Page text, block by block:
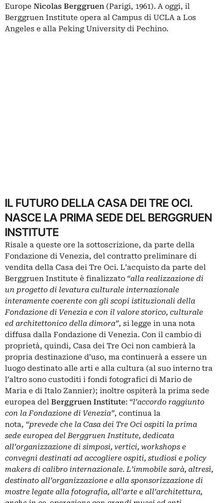
Europe Nicolas Berggruen (Parigi, 1961). A oggi, il
Berggruen Institute opera al Campus di UCLA a Los
Angeles e alla Peking University di Pechino.
IL FUTURO DELLA CASA DEI TRE OCI.
NASCE LA PRIMA SEDE DEL BERGGRUEN
INSTITUTE
Risale a queste ore la sottoscrizione, da parte della
Fondazione di Venezia, del contratto preliminare di
vendita della Casa dei Tre Oci. L’acquisto da parte del
Berggruen Institute è finalizzato “alla realizzazione di
un progetto di levatura culturale internazionale
interamente coerente con gli scopi istituzionali della
Fondazione di Venezia e con il valore storico, culturale
ed architettonico della dimora”, si legge in una nota
diffusa dalla Fondazione di Venezia. Con il cambio di
proprietà, quindi, Casa dei Tre Oci non cambierà la
propria destinazione d’uso, ma continuerà a essere un
luogo destinato alle arti e alla cultura (al suo interno tra
l’altro sono custoditi i fondi fotografici di Mario de
Maria e di Italo Zannier); inoltre ospiterà la prima sede
europea del Berggruen Institute: “l’accordo raggiunto
con la Fondazione di Venezia”, continua la
nota, “prevede che la Casa dei Tre Oci ospiti la prima
sede europea del Berggruen Institute, dedicata
all’organizzazione di simposi, vertici, workshops e
convegni destinati ad accogliere ospiti, studiosi e policy
makers di calibro internazionale. L’immobile sarà, altresì,
destinato all’organizzazione e alla sponsorizzazione di
mostre legate alla fotografia, all’arte e all’architettura,